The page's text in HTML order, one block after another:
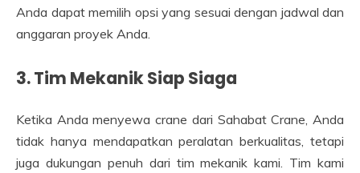
Anda dapat memilih opsi yang sesuai dengan jadwal dan
anggaran proyek Anda.
3. Tim Mekanik Siap Siaga
Ketika Anda menyewa crane dari Sahabat Crane, Anda
tidak hanya mendapatkan peralatan berkualitas, tetapi
juga dukungan penuh dari tim mekanik kami. Tim kami